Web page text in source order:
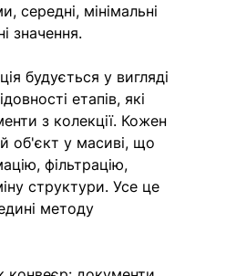
середні, мінімальні
значення.
будується у вигляді
етапів, які
з колекції. Кожен
об'єкт у масиві, що
фільтрацію,
структури. Усе це
методу